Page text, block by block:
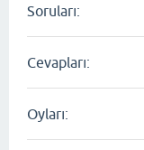
Soruları:
Cevapları:
Oyları: